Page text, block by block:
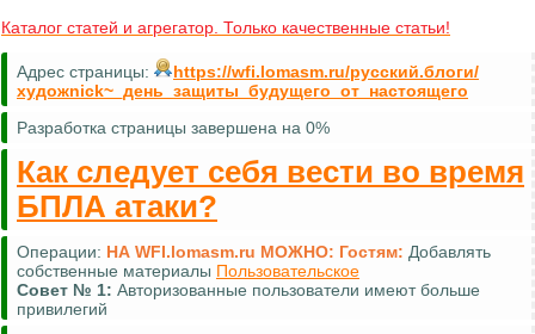
Каталог статей и агрегатор. Только качественные статьи!
Адрес страницы:
https://wfi.lomasm.ru/русский.блоги/
художnick~_день_защиты_будущего_от_настоящего
Разработка страницы завершена на 0%
Как следует себя вести во время
БПЛА атаки?
Операции: НА WFI.lomasm.ru МОЖНО: Гостям: Добавлять
собственные материалы Пользовательское
Совет № 1: Авторизованные пользователи имеют больше
привилегий